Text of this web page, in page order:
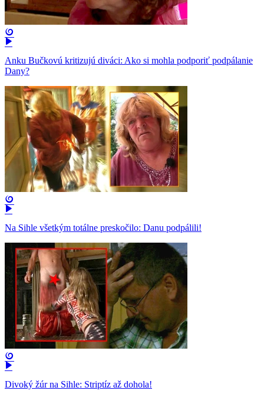
Anku Bučkovú kritizujú diváci: Ako si mohla podporiť podpálanie
Dany?
Na Sihle všetkým totálne preskočilo: Danu podpálili!
Divoký žúr na Sihle: Striptíz až dohola!